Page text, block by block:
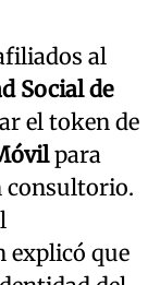
al
Social de
el token de
para
consultorio.
explicó que